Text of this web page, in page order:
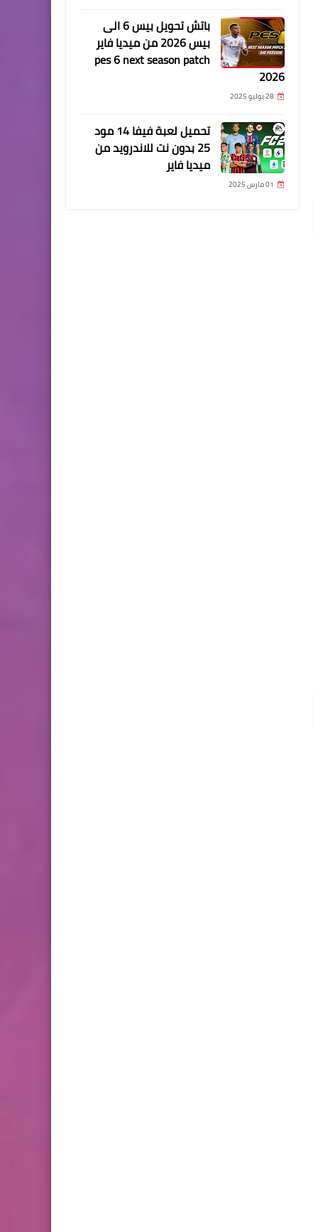
باتش تحويل بيس 6 الى
بيس 2026 من ميديا فاير
pes 6 next season patch
2026
28 يوليو 2025
تحميل لعبة فيفا 14 مود
25 بدون نت للاندرويد من
ميديا فاير
01 مارس 2025